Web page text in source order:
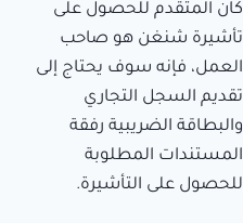
كان المتقدم للحصول على
تأشيرة شنغن هو صاحب
العمل، فإنه سوف يحتاج إلى
تقديم السجل التجاري
والبطاقة الضريبية رفقة
المستندات المطلوبة
للحصول على التأشيرة.